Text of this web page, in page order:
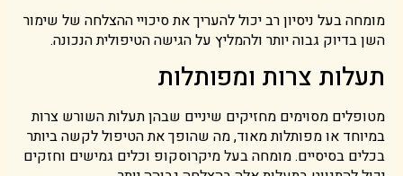
מומחה בעל ניסיון רב יכול להעריך את סיכויי ההצלחה של שימור
השן בדיוק גבוה יותר ולהמליץ על הגישה הטיפולית הנכונה.
תעלות צרות ומפותלות
מטופלים מסוימים מחזיקים שיניים שבהן תעלות השורש צרות
במיוחד או מפותלות מאוד, מה שהופך את הטיפול לקשה ביותר
בכלים בסיסיים. מומחה בעל מיקרוסקופ וכלים גמישים וחזקים